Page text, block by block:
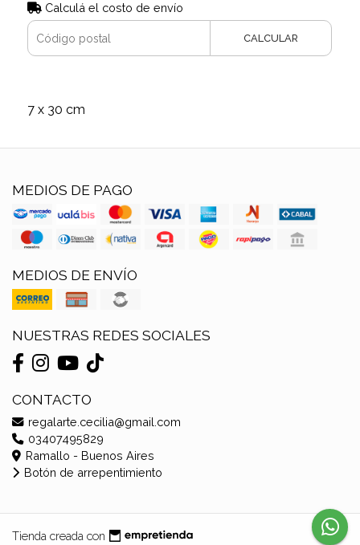
Calculá el costo de envío
CALCULAR
7 x 30 cm
MEDIOS DE PAGO
MEDIOS DE ENVÍO
NUESTRAS REDES SOCIALES
CONTACTO
regalarte.cecilia@gmail.com
03407495829
Ramallo - Buenos Aires
Botón de arrepentimiento
Tienda creada con